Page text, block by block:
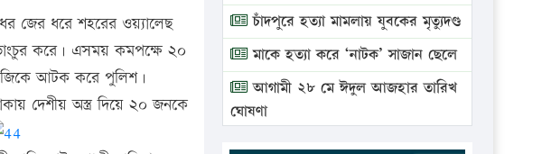
জের ধরে শহরের ওয়্যালেছ
করে। এসময় কমপক্ষে ২০
আটক করে পুলিশ।
দেশীয় অস্ত্র দিয়ে ২০ জনকে
চাঁদপুরে হত্যা মামলায় যুবকের মৃত্যুদণ্ড
মাকে হত্যা করে ‘নাটক’ সাজান ছেলে
আগামী ২৮ মে ঈদুল আজহার তারিখ
ঘোষণা
ভ্রাম্যমাণ আদালতে দুইটি প্রতিষ্ঠানকে